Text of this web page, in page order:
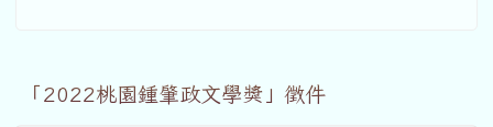
「2022桃園鍾肇政文學獎」徵件